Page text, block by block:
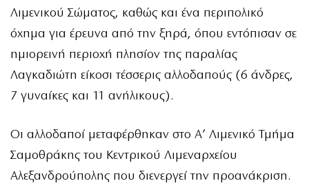
Λιμενικού Σώματος, καθώς και ένα περιπολικό
όχημα για έρευνα από την ξηρά, όπου εντόπισαν σε
ημιορεινή περιοχή πλησίον της παραλίας
Λαγκαδιώτη είκοσι τέσσερις αλλοδαπούς (6 άνδρες,
7 γυναίκες και 11 ανήλικους).
Οι αλλοδαποί μεταφέρθηκαν στο Α’ Λιμενικό Τμήμα
Σαμοθράκης του Κεντρικού Λιμεναρχείου
Αλεξανδρούπολης που διενεργεί την προανάκριση.